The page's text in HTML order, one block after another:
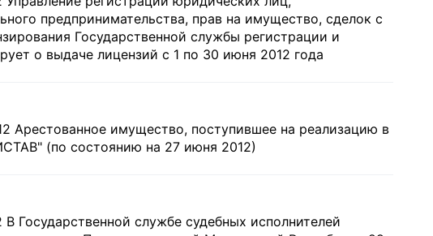
предпринимательства, прав на имущество, сделок с
Государственной службы регистрации и
о выдаче лицензий с 1 по 30 июня 2012 года
Арестованное имущество, поступившее на реализацию в
(по состоянию на 27 июня 2012)
Государственной службе судебных исполнителей